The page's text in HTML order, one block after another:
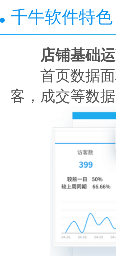
千牛软件特色
店铺基础
首页数据面
客，成交等数